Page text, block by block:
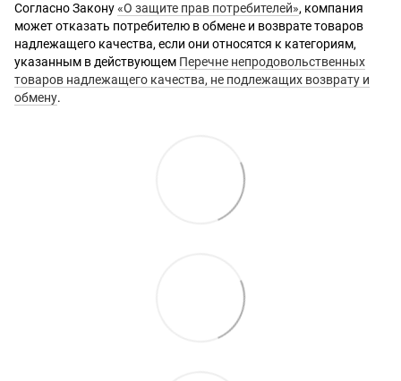
Согласно Закону«О защите прав потребителей», компания
может отказать потребителю в обмене и возврате товаров
надлежащего качества, если они относятся к категориям,
указанным в действующем Перечне непродовольственных
товаров надлежащего качества, не подлежащих возврату и
обмену.